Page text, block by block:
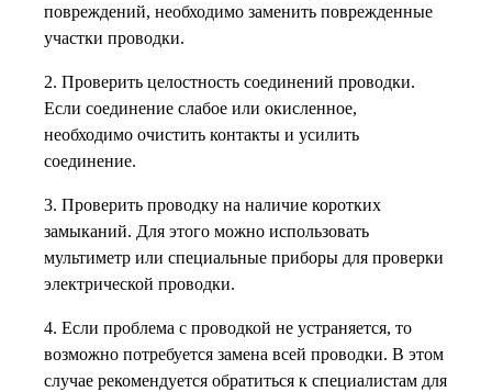
повреждений, необходимо заменить поврежденные
участки проводки.
2. Проверить целостность соединений проводки.
Если соединение слабое или окисленное,
необходимо очистить контакты и усилить
соединение.
3. Проверить проводку на наличие коротких
замыканий. Для этого можно использовать
мультиметр или специальные приборы для проверки
электрической проводки.
4. Если проблема с проводкой не устраняется, то
возможно потребуется замена всей проводки. В этом
случае рекомендуется обратиться к специалистам для